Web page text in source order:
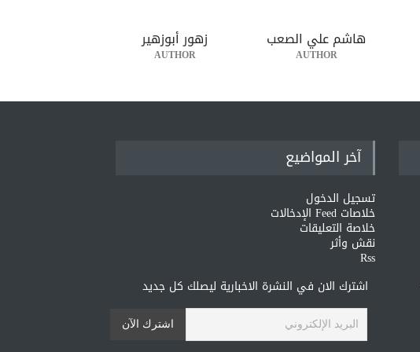
هاشم علي الصعب
AUTHOR
زهور أبوزهير
AUTHOR
آخر المواضيع
تسجيل الدخول
خلاصات Feed الإدخالات
خلاصة التعليقات
نقش وأثر
Rss
اشترك الان في النشرة الاخبارية ليصلك كل جديد